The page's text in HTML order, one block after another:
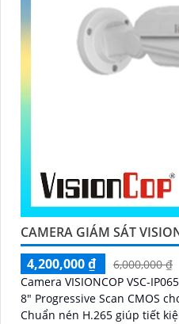
CAMERA GIÁM SÁT
4,200,000 ₫
6,000,000 ₫
Camera VISIONCOP VSC-
8" Progressive Scan CMOS
Chuẩn nén H.265 giúp tiết